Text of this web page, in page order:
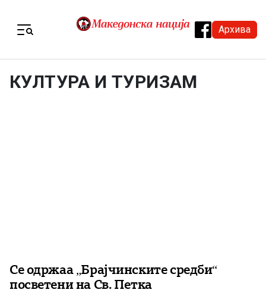
Архива
КУЛТУРА И ТУРИЗАМ
Се одржаа „Брајчинските средби“
посветени на Св. Петка